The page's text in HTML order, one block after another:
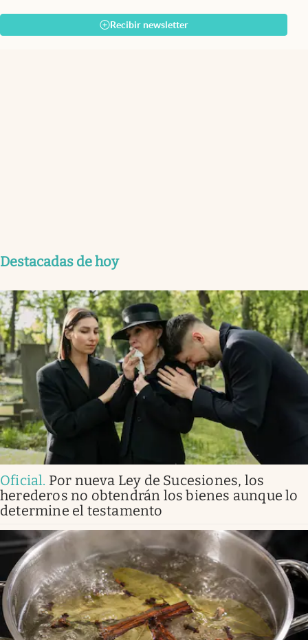
Recibir newsletter
Destacadas de hoy
Oficial. Por nueva Ley de Sucesiones, los
herederos no obtendrán los bienes aunque lo
determine el testamento